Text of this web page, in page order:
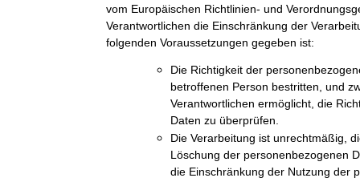
vom Europäischen Richtlinien- und
Verantwortlichen die Einschränkung der
folgenden Voraussetzungen gegeben ist:
Die Richtigkeit der
betroffenen Person bestritten, und
Verantwortlichen ermöglicht, die
Daten zu überprüfen.
Die Verarbeitung ist unrechtmäßig,
Löschung der personenbezogenen
die Einschränkung der Nutzung der